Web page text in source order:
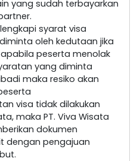
yang sudah terbayarkan
syarat visa
oleh kedutaan jika
peserta menolak
yang diminta
maka resiko akan
visa tidak dilakukan
maka PT. Viva Wisata
dokumen
dengan pengajuan